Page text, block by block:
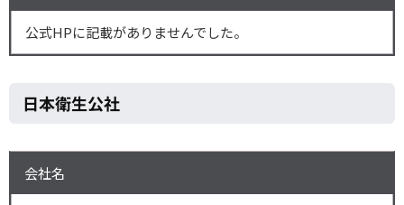
公式HPに記載がありませんでした。
日本衛生公社
会社名